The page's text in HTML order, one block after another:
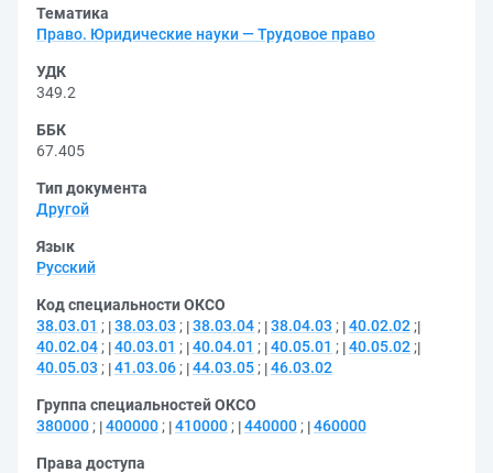
Тематика
Право. Юридические науки — Трудовое право
УДК
349.2
ББК
67.405
Тип документа
Другой
Язык
Русский
Код специальности ОКСО
38.03.01 ; 38.03.03 ; 38.03.04 ; 38.04.03 ; 40.02.02 ;
40.02.04 ; 40.03.01 ; 40.04.01 ; 40.05.01 ; 40.05.02 ;
40.05.03 ; 41.03.06 ; 44.03.05 ; 46.03.02
Группа специальностей ОКСО
380000 ; 400000 ; 410000 ; 440000 ; 460000
Права доступа